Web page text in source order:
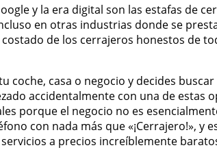
y la era digital son las estafas de
en otras industrias donde se
de los cerrajeros honestos de
coche, casa o negocio y decides
accidentalmente con una de estas
porque el negocio no es
con nada más que «¡Cerrajero!», y
a precios increíblemente